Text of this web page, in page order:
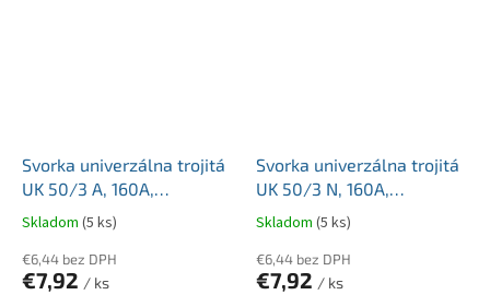
Svorka univerzálna trojitá
UK 50/3 A, 160A,
3x50mm2 1pól, AL/CU,
krytá, sivá, na DIN
Skladom (5 ks)
€6,44 bez DPH
€7,92 / ks
Svorka univerzálna trojitá
UK 50/3 N, 160A,
3x50mm2 1pól, AL/CU,
krytá, modrá, na DIN
Skladom (5 ks)
€6,44 bez DPH
€7,92 / ks